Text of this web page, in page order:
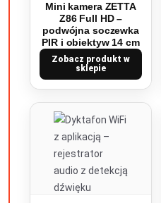
Mini kamera ZETTA
Z86 Full HD –
podwójna soczewka
PIR i obiektyw 14 cm
Zobacz produkt w
sklepie